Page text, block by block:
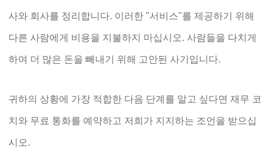
사와 회사를 정리합니다. 이러한 "서비스"를 제공하기 위해
다른 사람에게 비용을 지불하지 마십시오. 사람들을 다치게
하여 더 많은 돈을 빼내기 위해 고안된 사기입니다.
귀하의 상황에 가장 적합한 다음 단계를 알고 싶다면 재무 코
치와 무료 통화를 예약하고 저희가 지지하는 조언을 받으십
시오.